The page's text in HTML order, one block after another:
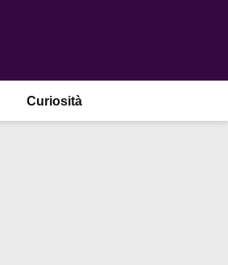
Curiosità